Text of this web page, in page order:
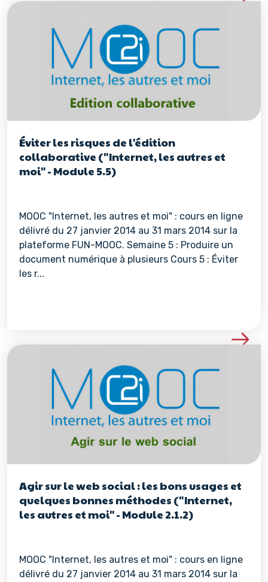
Voir les détails de la
Éviter les risques de l'édition
collaborative ("Internet, les autres et
moi" - Module 5.5)
MOOC "Internet, les autres et moi" : cours en ligne
délivré du 27 janvier 2014 au 31 mars 2014 sur la
plateforme FUN-MOOC. Semaine 5 : Produire un
document numérique à plusieurs Cours 5 : Éviter
les r...
Voir les détails de la
Agir sur le web social : les bons usages et
quelques bonnes méthodes ("Internet,
les autres et moi" - Module 2.1.2)
MOOC "Internet, les autres et moi" : cours en ligne
délivré du 27 janvier 2014 au 31 mars 2014 sur la